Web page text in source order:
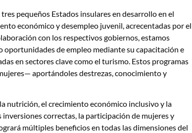
pequeños Estados insulares en desarrollo en el
económico y desempleo juvenil, acrecentadas por el
con los respectivos gobiernos, estamos
de empleo mediante su capacitación e
en sectores clave como el turismo. Estos programas
aportándoles destrezas, conocimiento y
nutrición, el crecimiento económico inclusivo y la
correctas, la participación de mujeres y
múltiples beneficios en todas las dimensiones del